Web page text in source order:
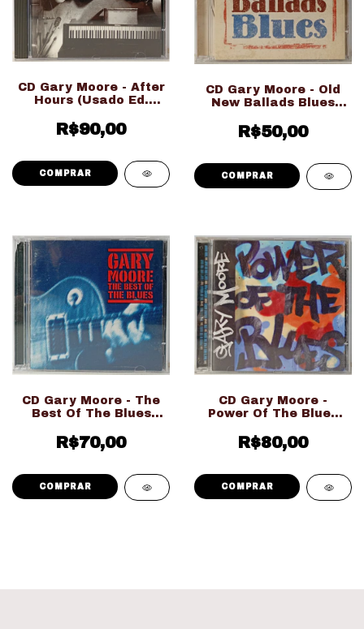
CD Gary Moore - After
Hours (Usado Ed.
R$90,00
CD Gary Moore - Old
New Ballads Blues
R$50,00
CD Gary Moore - The
Best Of The Blues
R$70,00
CD Gary Moore -
Power Of The Blues
R$80,00